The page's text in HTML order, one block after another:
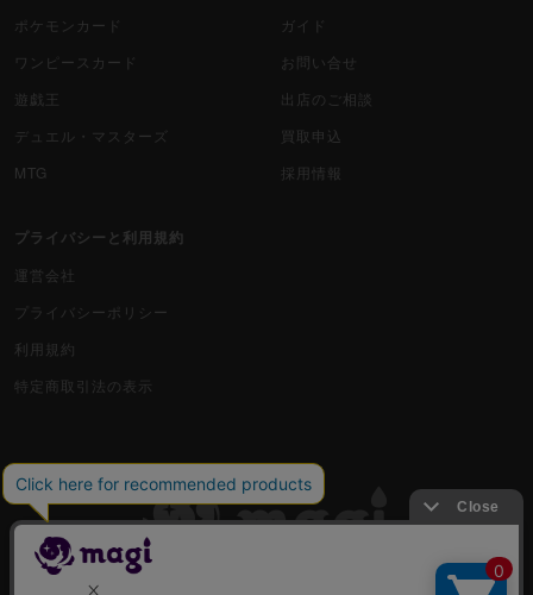
ポケモンカード
ワンピースカード
遊戯王
デュエル・マスターズ
MTG
ガイド
お問い合せ
出店のご相談
買取申込
採用情報
プライバシーと利用規約
運営会社
プライバシーポリシー
利用規約
特定商取引法の表示